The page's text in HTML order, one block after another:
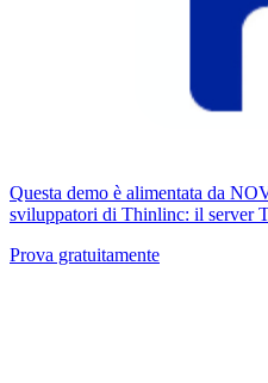
Questa demo è alimentata da
sviluppatori di Thinlinc: il server
Prova gratuitamente